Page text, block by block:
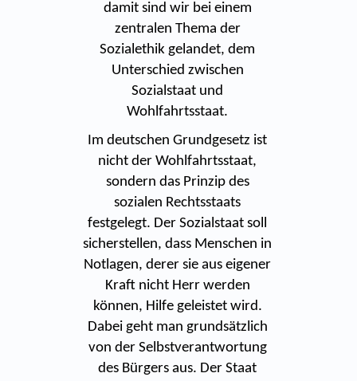
damit sind wir bei einem
zentralen Thema der
Sozialethik gelandet, dem
Unterschied zwischen
Sozialstaat und
Wohlfahrtsstaat.
Im deutschen Grundgesetz ist
nicht der Wohlfahrtsstaat,
sondern das Prinzip des
sozialen Rechtsstaats
festgelegt. Der Sozialstaat soll
sicherstellen, dass Menschen in
Notlagen, derer sie aus eigener
Kraft nicht Herr werden
können, Hilfe geleistet wird.
Dabei geht man grundsätzlich
von der Selbstverantwortung
des Bürgers aus. Der Staat